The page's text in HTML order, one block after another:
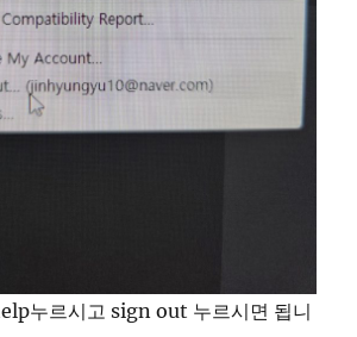
누르시고 sign out 누르시면 됩니